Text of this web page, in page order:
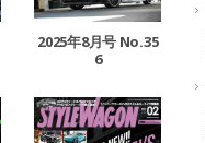
2025年8月号 No.35
6